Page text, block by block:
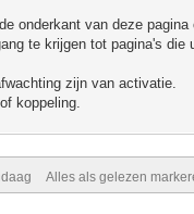
onderkant van deze
te krijgen tot pagina's
zijn van activatie.
koppeling.
Alles als gelezen